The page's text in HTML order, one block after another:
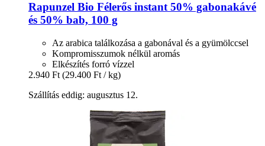
Rapunzel Bio Félerős instant 50% gabonakávé
és 50% bab, 100 g
Az arabica találkozása a gabonával és a gyümölccsel
Kompromisszumok nélkül aromás
Elkészítés forró vízzel
2.940 Ft (29.400 Ft / kg)
Szállítás eddig: augusztus 12.